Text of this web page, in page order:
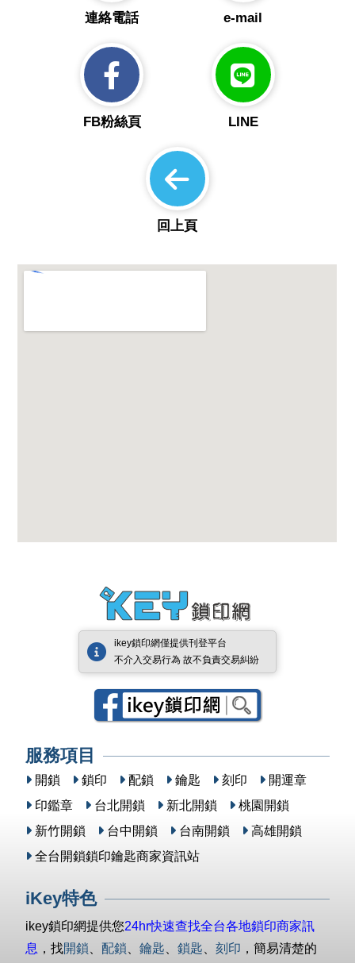
連絡電話 e-mail
FB粉絲頁 LINE
回上頁
ikey鎖印網僅提供刊登平台
不介入交易行為 故不負責交易糾紛
服務項目
開鎖 鎖印 配鎖 鑰匙 刻印
開運章
印鑑章
台北開鎖 新北開鎖
桃園開鎖
新竹開鎖
台中開鎖 台南開鎖
高雄開鎖
全台開鎖鎖印鑰匙商家資訊站
iKey特色
ikey鎖印網提供您24hr快速查找全台各地鎖印商家訊
息 ，找開鎖、 配鎖、鑰匙、鎖匙、刻印 ，簡易清楚的